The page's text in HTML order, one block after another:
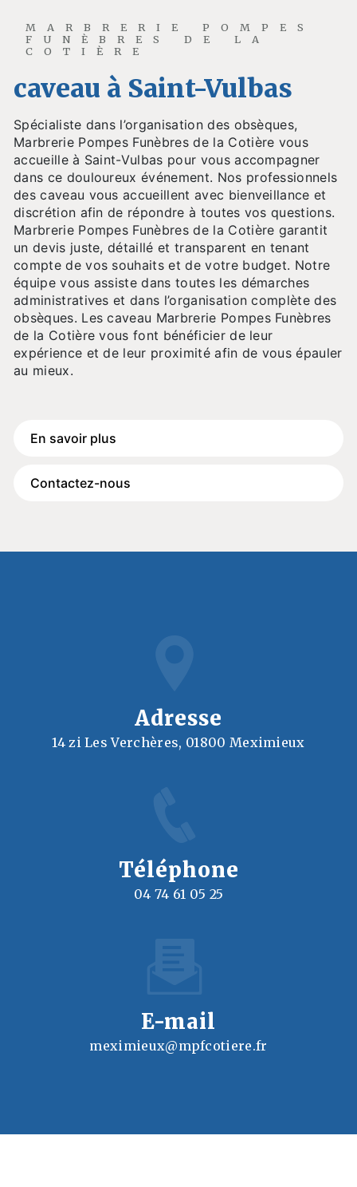
MARBRERIE POMPES
FUNÈBRES DE LA
COTIÈRE
caveau à Saint-Vulbas
Spécialiste dans l’organisation des obsèques,
Marbrerie Pompes Funèbres de la Cotière vous
accueille à Saint-Vulbas pour vous accompagner
dans ce douloureux événement. Nos professionnels
des caveau vous accueillent avec bienveillance et
discrétion afin de répondre à toutes vos questions.
Marbrerie Pompes Funèbres de la Cotière garantit
un devis juste, détaillé et transparent en tenant
compte de vos souhaits et de votre budget. Notre
équipe vous assiste dans toutes les démarches
administratives et dans l’organisation complète des
obsèques. Les caveau Marbrerie Pompes Funèbres
de la Cotière vous font bénéficier de leur
expérience et de leur proximité afin de vous épauler
au mieux.
En savoir plus
Contactez-nous
Adresse
14 zi Les Verchères, 01800 Meximieux
Téléphone
04 74 61 05 25
E-mail
meximieux@mpfcotiere.fr